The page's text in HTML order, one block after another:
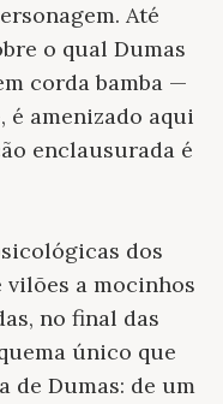
Até
o qual Dumas
corda bamba —
é amenizado aqui
enclausurada é
dos
vilões a mocinhos
no final das
único que
de Dumas: de um